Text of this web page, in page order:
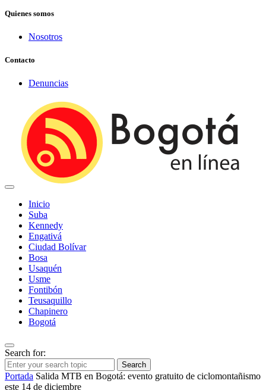
Quienes somos
Nosotros
Contacto
Denuncias
Inicio
Suba
Kennedy
Engativá
Ciudad Bolívar
Bosa
Usaquén
Usme
Fontibón
Teusaquillo
Chapinero
Bogotá
Search for:
Search
Portada Salida MTB en Bogotá: evento gratuito de ciclomontañismo
este 14 de diciembre